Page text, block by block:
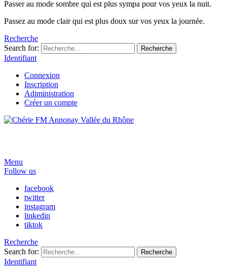
Passer au mode sombre qui est plus sympa pour vos yeux la nuit.
Passez au mode clair qui est plus doux sur vos yeux la journée.
Recherche
Search for:
Recherche
Identifiant
Connexion
Inscription
Adiministration
Créer un compte
Menu
Follow us
facebook
twitter
instagram
linkedin
tiktok
Recherche
Search for:
Recherche
Identifiant